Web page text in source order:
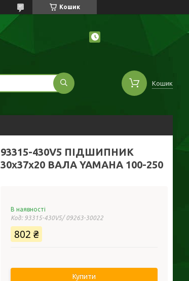
Кошик
Кошик
93315-430V5 ПІДШИПНИК
30x37x20 ВАЛА YAMAHA 100-250
В наявності
Код: 93315-430V5/ 09263-30022
802 ₴
Купити